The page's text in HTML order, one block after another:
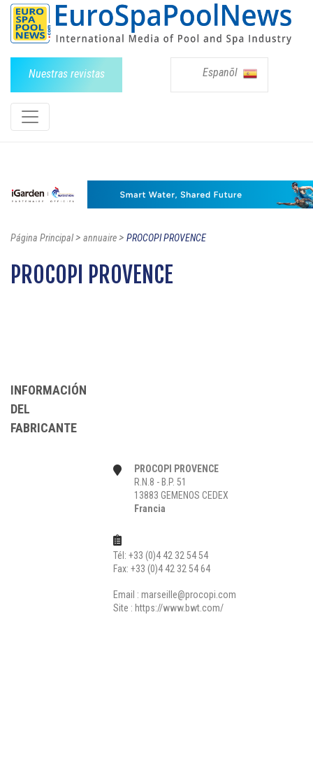
Nuestras revistas Espanõl
Página Principal> annuaire> PROCOPI PROVENCE
PROCOPI PROVENCE
INFORMACIÓN
DEL
FABRICANTE
PROCOPI PROVENCE
R.N.8 - B.P. 51
13883 GEMENOS CEDEX
Francia
Tél: +33 (0)4 42 32 54 54
Fax: +33 (0)4 42 32 54 64
Email :marseille@procopi.com
Site : https://www.bwt.com/